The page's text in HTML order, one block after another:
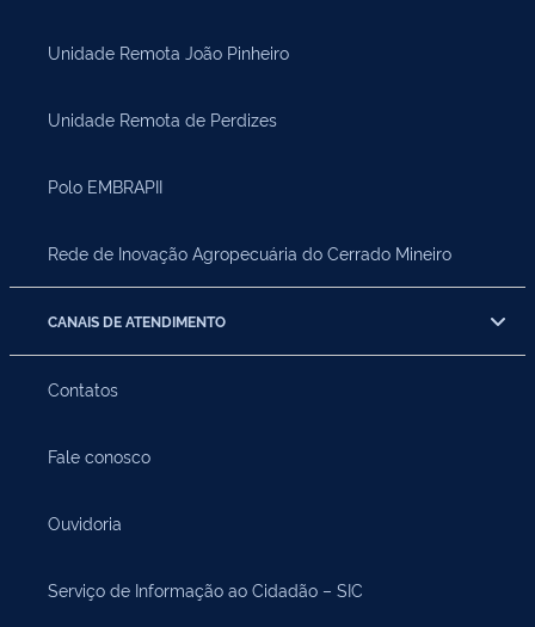
Unidade Remota João Pinheiro
Unidade Remota de Perdizes
Polo EMBRAPII
Rede de Inovação Agropecuária do Cerrado Mineiro
CANAIS DE ATENDIMENTO
Contatos
Fale conosco
Ouvidoria
Serviço de Informação ao Cidadão – SIC